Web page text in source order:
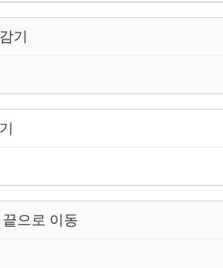
기
으로 이동